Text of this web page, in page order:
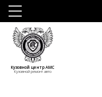
Кузовной центр АМС
Кузовной ремонт авто